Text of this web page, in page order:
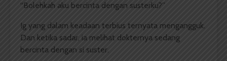
“Bolehkah aku bercinta dengan susterku?”
Ig yang dalam keadaan terbius ternyata mengangguk.
Dan ketika sadar, ia melihat dokternya sedang
bercinta dengan si suster.